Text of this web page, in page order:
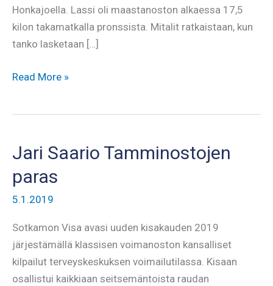
Honkajoella. Lassi oli maastanoston alkaessa 17,5
kilon takamatkalla pronssista. Mitalit ratkaistaan, kun
tanko lasketaan […]
Lassi
SM-
pronssia
Read More »
Jari Saario Tamminostojen
paras
5.1.2019
Sotkamon Visa avasi uuden kisakauden 2019
järjestämällä klassisen voimanoston kansalliset
kilpailut terveyskeskuksen voimailutilassa. Kisaan
osallistui kaikkiaan seitsemäntoista raudan